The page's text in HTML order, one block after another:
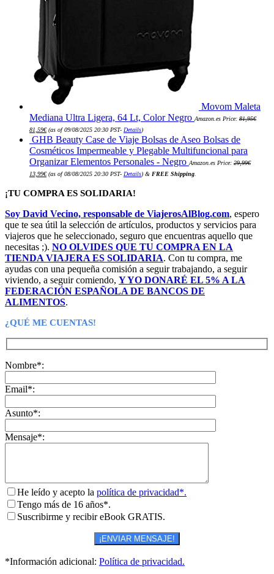
Movom Maleta
Mediana Ultra Ligera, 64 Lt, Color Negro Amazon.es Price: 81,95€
precio
original
era:
81,95€.
81,59€precio
actual
es:
81,59€.
(as of 09/08/2025 20:30 PST- Details)
GHB Beauty Case de Viaje Bolsas de Aseo Bolsas de
Cosméticos Impermeable y Plegable Multifuncional para
Organizar Elementos Personales - Negro Amazon.es Price: 29,99€
precio
era:
29,99€.
13,99€precio
es:
13,99€.
(as of 08/08/2025 20:30 PST- Details) & FREE Shipping
¡TU COMPRA ES SOLIDARIA!
Soy David Vecino, responsable de ViajerosAlBlog.com, espero
que te sea útil la selección de artículos, productos y servicios para
viajeros que he seleccionado, seguro que encuentras aquello que
necesitas ;). NO OLVIDES QUE TU COMPRA EN LA
TIENDA VIAJERA ES SOLIDARIA. Con tu compra, me
ayudas con una pequeña comisión a seguir trabajando, a seguir
viviendo, a seguir comiendo, Y YO DONARÉ EL 5% A LA
FEDERACIÓN ESPAÑOLA DE BANCOS DE
ALIMENTOS.
¿QUÉ ME CUENTAS!
Nombre*:
Email*:
Asunto*:
Mensaje*:
He leído y acepto la política de privacidad*.
Tengo más de 16 años*.
Suscribirme y recibir eBook GRATIS.
*Información adicional: Política de privacidad.